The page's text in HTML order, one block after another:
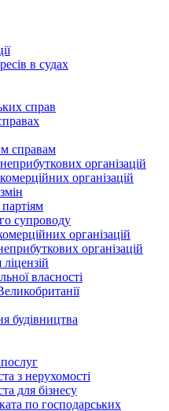
в судах
справ
справам
організацій
організацій
супроводу
організацій
організацій
власності
будівництва
з нерухомості
для бізнесу
по господарських